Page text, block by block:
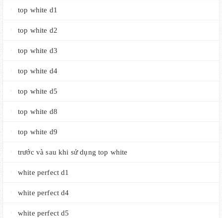
top white d1
top white d2
top white d3
top white d4
top white d5
top white d8
top white d9
trước và sau khi sử dụng top white
white perfect d1
white perfect d4
white perfect d5